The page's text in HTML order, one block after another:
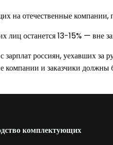
на отечественные компании,
останется 13-15% — вне
россиян, уехавших
компании и заказчики
комплектующих